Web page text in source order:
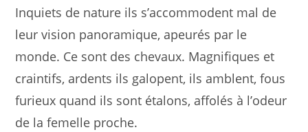
​Inquiets de nature ils s’accommodent mal de
leur vision panoramique, apeurés par le
monde. Ce sont des chevaux. Magnifiques et
craintifs, ardents ils galopent, ils amblent, fous
furieux quand ils sont étalons, affolés à l’odeur
de la femelle proche.